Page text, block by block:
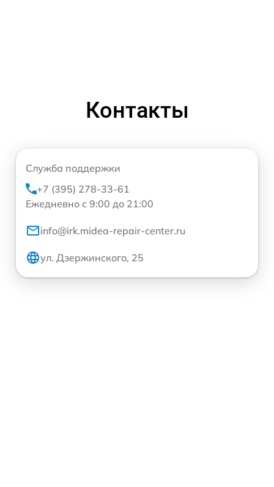
Контакты
Служба поддержки
+7 (395) 278-33-61
Ежедневно с 9:00 до 21:00
info@irk.midea-repair-center.ru
ул. Дзержинского, 25